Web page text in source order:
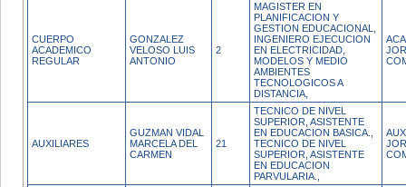
CUERPO
ACADEMICO
REGULAR
GONZALEZ
VELOSO LUIS
ANTONIO
2
MAGISTER EN
PLANIFICACION Y
GESTION EDUCACIONAL,
INGENIERO EJECUCION
EN ELECTRICIDAD,
MODELOS Y MEDIO
AMBIENTES
TECNOLOGICOS A
DISTANCIA,
AUXILIARES
GUZMAN VIDAL
MARCELA DEL
CARMEN
21
TECNICO DE NIVEL
SUPERIOR, ASISTENTE
EN EDUCACION BASICA.,
TECNICO DE NIVEL
SUPERIOR, ASISTENTE
EN EDUCACION
PARVULARIA.,